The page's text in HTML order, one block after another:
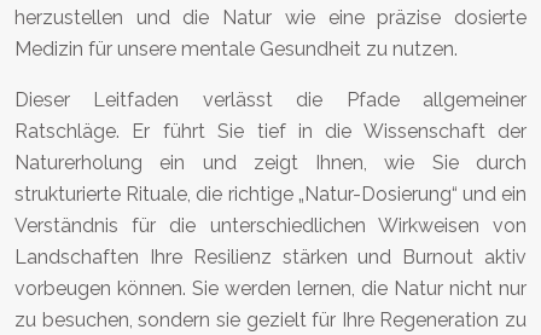
herzustellen und die Natur wie eine präzise dosierte
Medizin für unsere mentale Gesundheit zu nutzen.
Dieser Leitfaden verlässt die Pfade allgemeiner
Ratschläge. Er führt Sie tief in die Wissenschaft der
Naturerholung ein und zeigt Ihnen, wie Sie durch
strukturierte Rituale, die richtige „Natur-Dosierung“ und ein
Verständnis für die unterschiedlichen Wirkweisen von
Landschaften Ihre Resilienz stärken und Burnout aktiv
vorbeugen können. Sie werden lernen, die Natur nicht nur
zu besuchen, sondern sie gezielt für Ihre Regeneration zu